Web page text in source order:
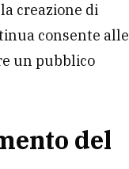
creazione di
consente alle
un pubblico
del